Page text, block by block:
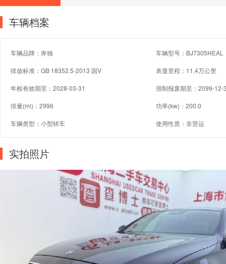
车辆档案
车辆品牌：奔驰 车辆型号：BJ7305HEAL
排放标准：GB 18352.5-2013 国V 表显里程：11.4万公里
年检有效期至：2028-03-31 强制报废期至：2099-12-
排量(ml)：2996 功率(kw)：200.0
车辆类型：小型轿车 使用性质：非营运
实拍照片